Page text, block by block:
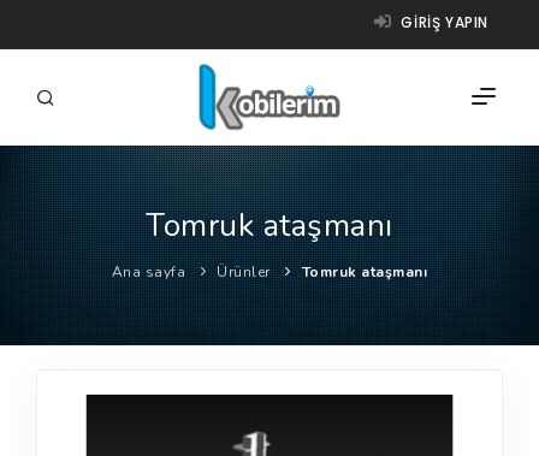
GIRIŞ YAPIN
FIRMALAR
ÜRÜNLER
NASIL ÇALIŞIR?
YARDIM
Tomruk ataşmanı
Ana sayfa Ürünler Tomruk ataşmanı